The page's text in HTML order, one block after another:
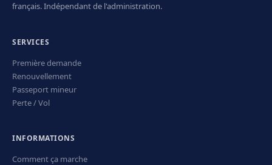
français. Indépendant de l'administration.
SERVICES
Première demande
Renouvellement
Passeport mineur
Perte / Vol
INFORMATIONS
Comment ça marche